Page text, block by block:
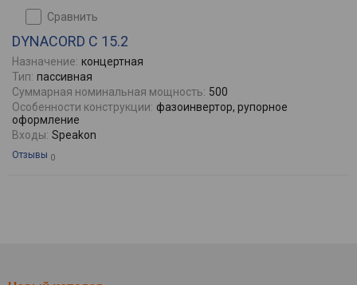
сравнить
DYNACORD C 15.2
Назначение: концертная
Тип: пасcивная
Суммарная номинальная мощность: 500
Особенности конструкции: фазоинвертор, рупорное
оформление
Входы: Speakon
Отзывы 0